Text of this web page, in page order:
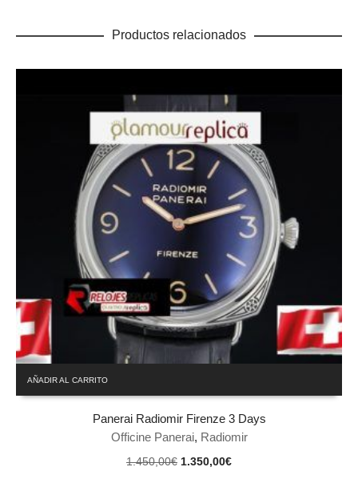
Productos relacionados
AÑADIR AL CARRITO
Panerai Radiomir Firenze 3 Days
Officine Panerai, Radiomir
1.450,00€ El
1.350,00€El